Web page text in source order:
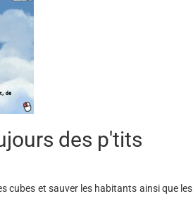
des p'tits
cubes et sauver les habitants ainsi que les